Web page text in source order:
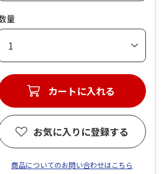
量
カートに入れる
お気に入りに登録する
商品についてのお問い合わせはこちら